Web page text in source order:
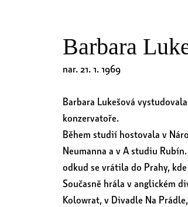
Barbara
nar. 21. 1. 1969
Barbara Lukešová
konzervatoře.
Během studií hostovala v
Neumanna a v A studiu
odkud se vrátila do Prahy,
Současně hrála v anglickém
Kolowrat, v Divadle Na